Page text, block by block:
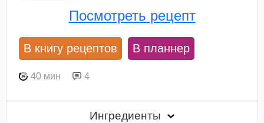
Посмотреть рецепт
В книгу рецептов В планнер
40 мин 4
Ингредиенты